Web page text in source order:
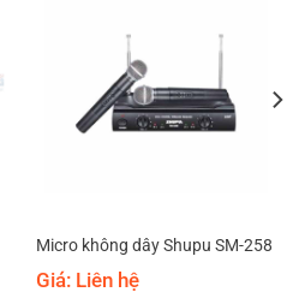
Micro không dây Shupu SM-258
Giá: Liên hệ